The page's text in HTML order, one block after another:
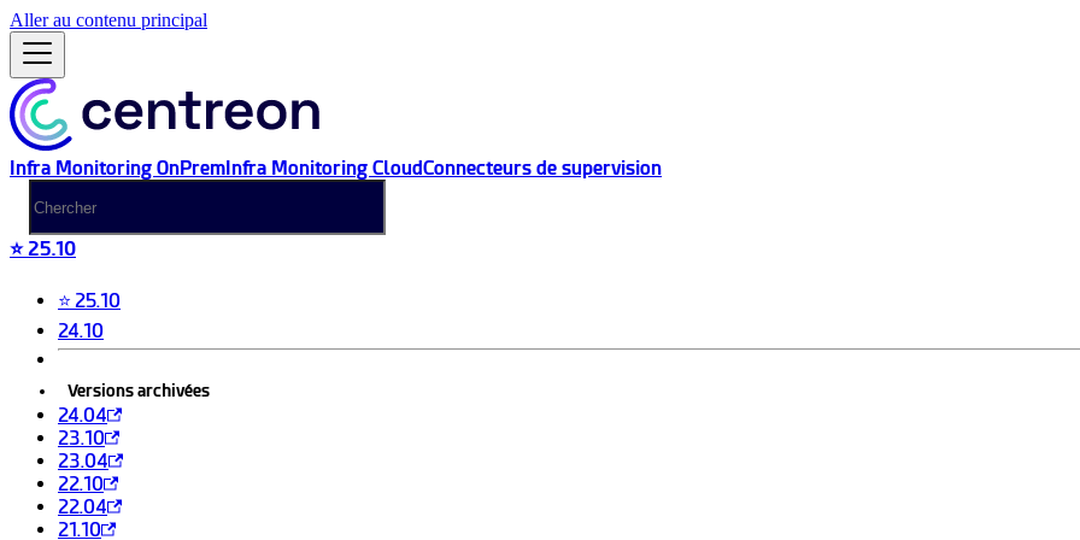
Aller au contenu principal
Infra Monitoring OnPremInfra Monitoring CloudConnecteurs de supervision
⭐ 25.10
⭐ 25.10
24.10
Versions archivées
24.04
23.10
23.04
22.10
22.04
21.10